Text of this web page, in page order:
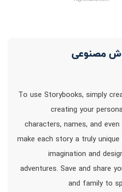
مصنوعی
To use Storybooks, simply
creating your
characters, names, and
make each story a truly unique
imagination and
adventures. Save and share
and family to